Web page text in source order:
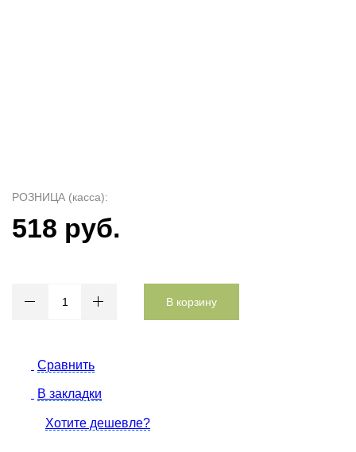
РОЗНИЦА (касса):
518 руб.
В корзину
Сравнить
В закладки
Хотите дешевле?